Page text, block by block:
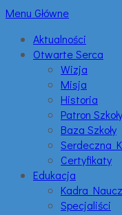
Menu Główne
Aktualności
Otwarte Serca
Wizja
Misja
Historia
Patron Szkoły
Baza Szkoły
Serdeczna
Certyfikaty
Edukacja
Kadra
Specjaliści